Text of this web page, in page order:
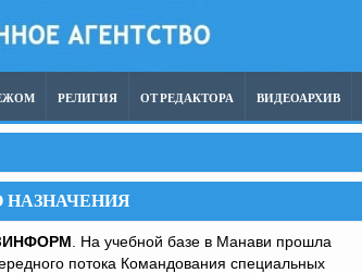
РЕЛИГИЯ ОТ РЕДАКТОРА ВИДЕОАРХИВ
. На учебной базе в Манави прошла
потока Командования специальных